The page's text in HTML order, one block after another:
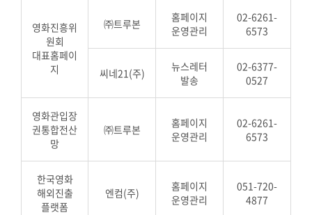
영화진흥위
원회
대표홈페이
지
㈜트루본
홈페이지
운영관리
02-6261-
6573
씨네21(주)
뉴스레터
발송
02-6377-
0527
영화관입장
권통합전산
망
㈜트루본
홈페이지
운영관리
02-6261-
6573
한국영화
해외진출
플랫폼
엔컴(주)
홈페이지
운영관리
051-720-
4877